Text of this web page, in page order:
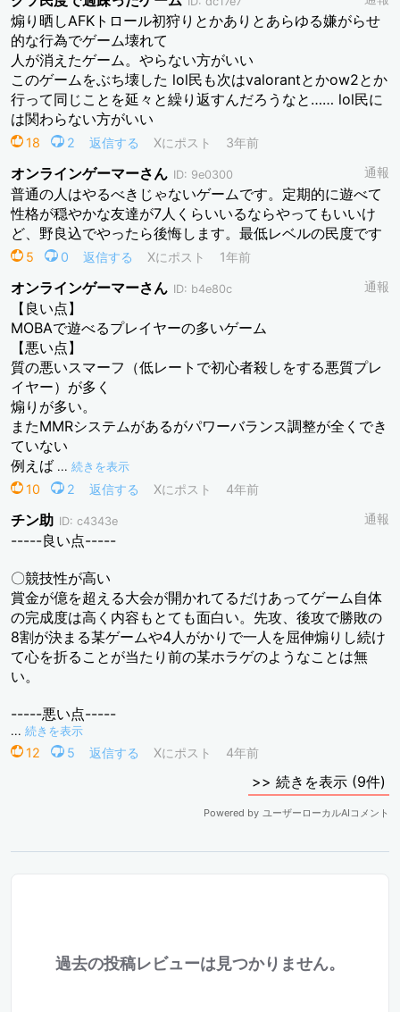
過去の投稿レビューは見つかりません。